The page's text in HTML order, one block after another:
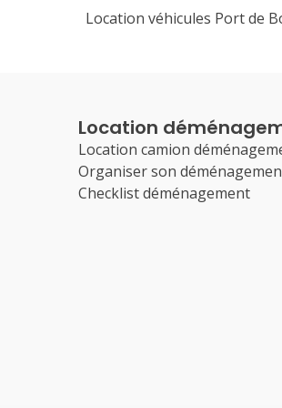
Location véhicules Port de
Location
Location camion
Organiser son
Checklist déménagement